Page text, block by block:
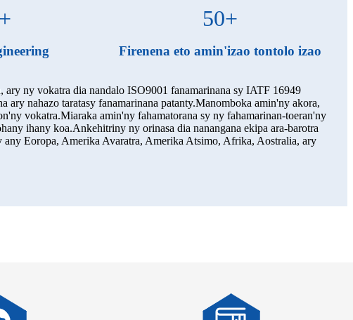
+ 50+
Firenena eto amin'izao tontolo izao
ary ny vokatra dia nandalo ISO9001 fanamarinana sy IATF 16949
nahazo taratasy fanamarinana patanty.Manomboka amin'ny akora,
vokatra.Miaraka amin'ny fahamatorana sy ny fahamarinan-toeran'ny
ihany koa.Ankehitriny ny orinasa dia nanangana ekipa ara-barotra
any Eoropa, Amerika Avaratra, Amerika Atsimo, Afrika, Aostralia, ary